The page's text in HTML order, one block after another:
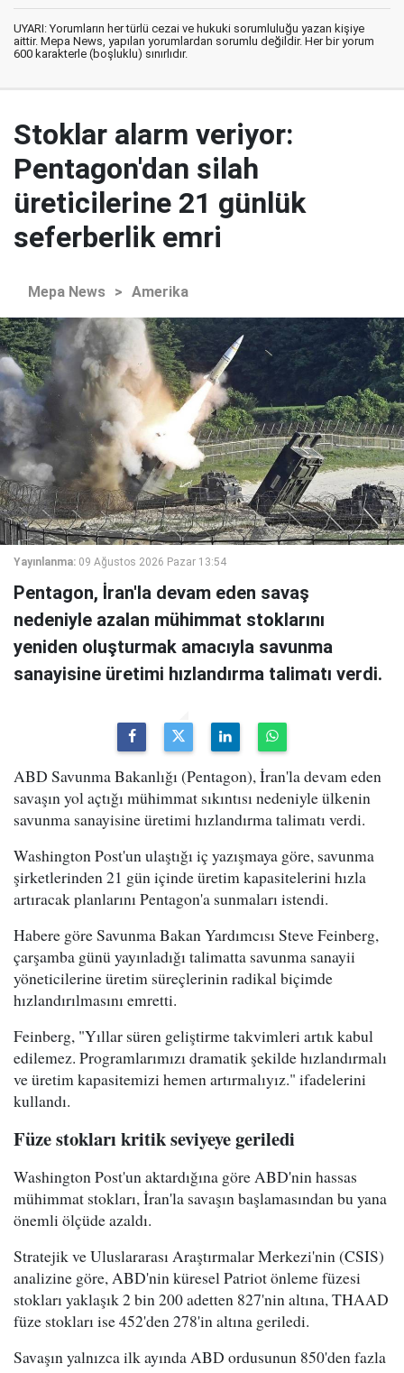
UYARI: Yorumların her türlü cezai ve hukuki sorumluluğu yazan kişiye
aittir. Mepa News, yapılan yorumlardan sorumlu değildir. Her bir yorum
600 karakterle (boşluklu) sınırlıdır.
Stoklar alarm veriyor:
Pentagon'dan silah
üreticilerine 21 günlük
seferberlik emri
Mepa News > Amerika
Yayınlanma: 09 Ağustos 2026 Pazar 13:54
Pentagon, İran'la devam eden savaş
nedeniyle azalan mühimmat stoklarını
yeniden oluşturmak amacıyla savunma
sanayisine üretimi hızlandırma talimatı verdi.
ABD Savunma Bakanlığı (Pentagon), İran'la devam eden
savaşın yol açtığı mühimmat sıkıntısı nedeniyle ülkenin
savunma sanayisine üretimi hızlandırma talimatı verdi.
Washington Post'un ulaştığı iç yazışmaya göre, savunma
şirketlerinden 21 gün içinde üretim kapasitelerini hızla
artıracak planlarını Pentagon'a sunmaları istendi.
Habere göre Savunma Bakan Yardımcısı Steve Feinberg,
çarşamba günü yayınladığı talimatta savunma sanayii
yöneticilerine üretim süreçlerinin radikal biçimde
hızlandırılmasını emretti.
Feinberg, "Yıllar süren geliştirme takvimleri artık kabul
edilemez. Programlarımızı dramatik şekilde hızlandırmalı
ve üretim kapasitemizi hemen artırmalıyız." ifadelerini
kullandı.
Füze stokları kritik seviyeye geriledi
Washington Post'un aktardığına göre ABD'nin hassas
mühimmat stokları, İran'la savaşın başlamasından bu yana
önemli ölçüde azaldı.
Stratejik ve Uluslararası Araştırmalar Merkezi'nin (CSIS)
analizine göre, ABD'nin küresel Patriot önleme füzesi
stokları yaklaşık 2 bin 200 adetten 827'nin altına, THAAD
füze stokları ise 452'den 278'in altına geriledi.
Savaşın yalnızca ilk ayında ABD ordusunun 850'den fazla